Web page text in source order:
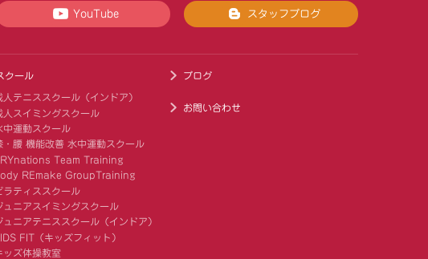
YouTube スタッフブログ
クール
人テニススクール（インドア）
人スイミングスクール
中運動スクール
・腰 機能改善 水中運動スクール
Team Training
REmake GroupTraining
ラティススクール
ュニアスイミングスクール
ュニアテニススクール（インドア）
FIT（キッズフィット）
ッズ体操教室
ブログ
お問い合わせ